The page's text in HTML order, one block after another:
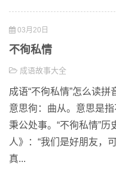
03月20日
不徇私情
成语故事大全
成语“不徇私情”怎么读拼
意思徇：曲从。意思是
秉公处事。“不徇私情”
人》：“我们是好朋友，
真...